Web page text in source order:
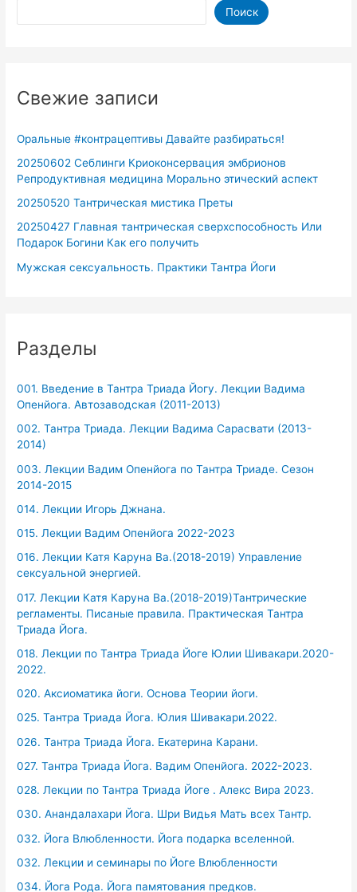
Поиск
Свежие записи
Оральные #контрацептивы Давайте разбираться!
20250602 Себлинги Криоконсервация эмбрионов
Репродуктивная медицина Морально этический аспект
20250520 Тантрическая мистика Преты
20250427 Главная тантрическая сверхспособность Или
Подарок Богини Как его получить
Мужская сексуальность. Практики Тантра Йоги
Разделы
001. Введение в Тантра Триада Йогу. Лекции Вадима
Опенйога. Автозаводская (2011-2013)
002. Тантра Триада. Лекции Вадима Сарасвати (2013-
2014)
003. Лекции Вадим Опенйога по Тантра Триаде. Сезон
2014-2015
014. Лекции Игорь Джнана.
015. Лекции Вадим Опенйога 2022-2023
016. Лекции Катя Каруна Ва.(2018-2019) Управление
сексуальной энергией.
017. Лекции Катя Каруна Ва.(2018-2019)Тантрические
регламенты. Писаные правила. Практическая Тантра
Триада Йога.
018. Лекции по Тантра Триада Йоге Юлии Шивакари.2020-
2022.
020. Аксиоматика йоги. Основа Теории йоги.
025. Тантра Триада Йога. Юлия Шивакари.2022.
026. Тантра Триада Йога. Екатерина Карани.
027. Тантра Триада Йога. Вадим Опенйога. 2022-2023.
028. Лекции по Тантра Триада Йоге . Алекс Вира 2023.
030. Анандалахари Йога. Шри Видья Мать всех Тантр.
032. Йога Влюбленности. Йога подарка вселенной.
032. Лекции и семинары по Йоге Влюбленности
034. Йога Рода. Йога памятования предков.